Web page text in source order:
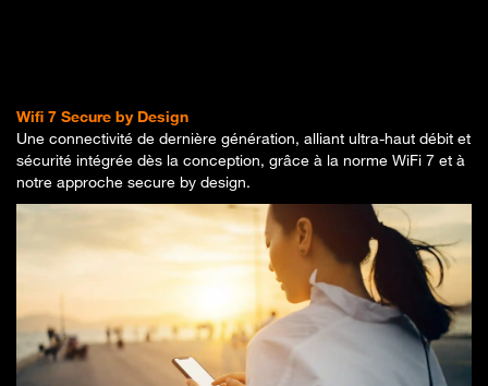
Wifi 7 Secure by Design
Une connectivité de dernière génération, alliant ultra-haut débit et
sécurité intégrée dès la conception, grâce à la norme WiFi 7 et à
notre approche secure by design.